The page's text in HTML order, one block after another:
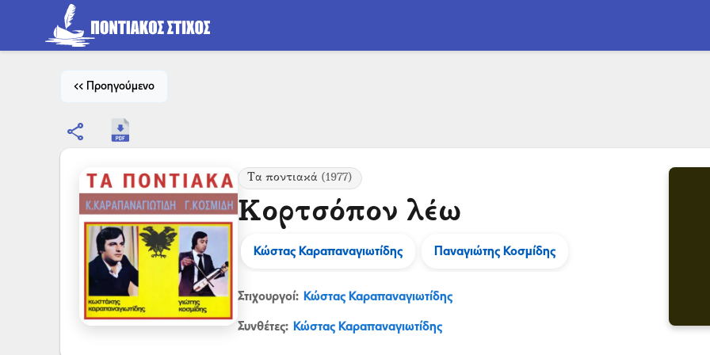
<< Προηγούμενο
share
Τα ποντιακά (1977)
Κορτσόπον λέω
Κώστας Καραπαναγιωτίδης Παναγιώτης Κοσμίδης
Στιχουργοί: Κώστας Καραπαναγιωτίδης
Συνθέτες: Κώστας Καραπαναγιωτίδης